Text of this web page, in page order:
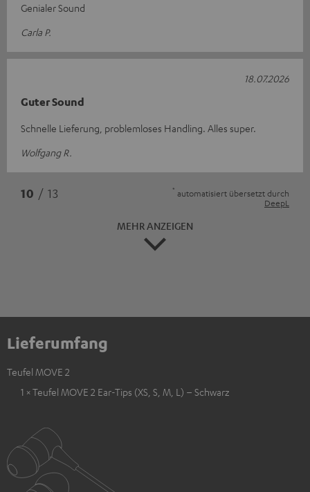
Genialer Sound
Carla P.
Guter Sound
Schnelle Lieferung, problemloses Handling. Alles super.
Wolfgang R.
18.07.2026
10 / 13 * automatisiert übersetzt durch
DeepL
MEHR ANZEIGEN
Lieferumfang
Teufel MOVE 2
1 × Teufel MOVE 2 Ear-Tips (XS, S, M, L) – Schwarz